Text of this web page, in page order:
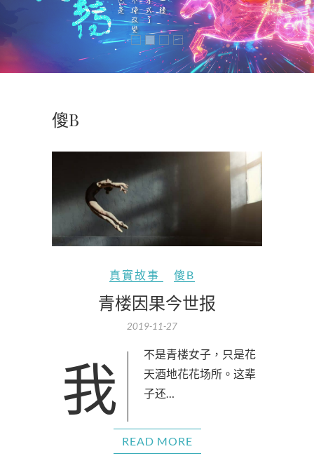
傻B
真實故事 傻B
青楼因果今世报
2019-11-27
我不是青楼女子，只是花
天酒地花花场所。这辈
子还…
READ MORE